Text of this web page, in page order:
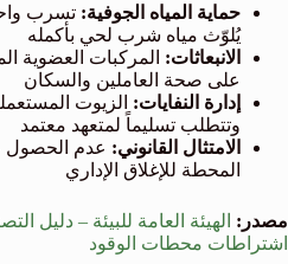
حماية المياه الجوفية: تسرب
يُلوّث مياه شرب لحي بأكمله
الانبعاثات:
على صحة العاملين والسكان
إدارة النفايات: الزيوت
وتتطلب تسليماً لمتعهد معتمد
الامتثال القانوني: عدم الحصول
المحطة للإغلاق الإداري
مصدر: الهيئة العامة للبيئة – دليل
اشتراطات محطات الوقود